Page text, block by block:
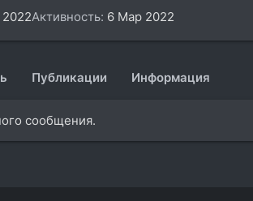
Активность 6 Мар 2022
Публикации Информация
сообщения.